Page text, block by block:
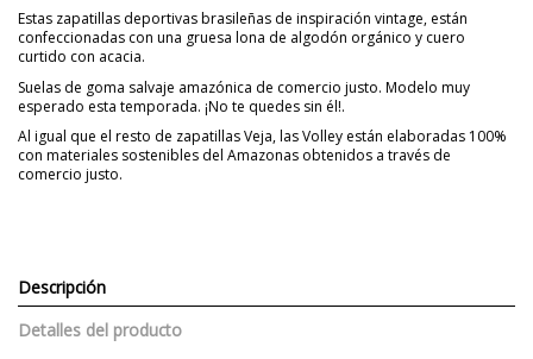
Estas zapatillas deportivas brasileñas de inspiración vintage, están
confeccionadas con una gruesa lona de algodón orgánico y cuero
curtido con acacia.
Suelas de goma salvaje amazónica de comercio justo. Modelo muy
esperado esta temporada. ¡No te quedes sin él!.
Al igual que el resto de zapatillas Veja, las Volley están elaboradas 100%
con materiales sostenibles del Amazonas obtenidos a través de
comercio justo.
Descripción
Detalles del producto